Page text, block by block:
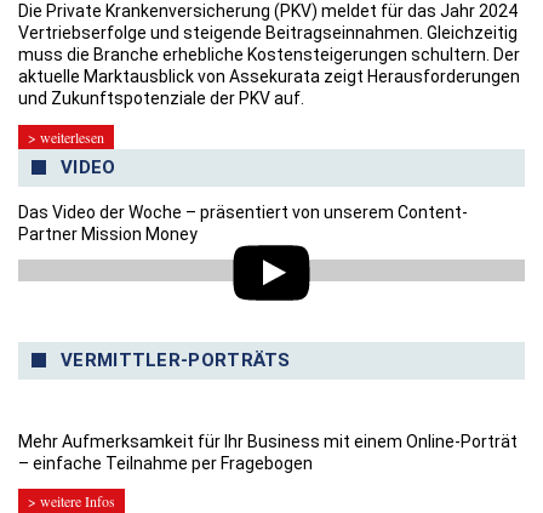
Die Private Krankenversicherung (PKV) meldet für das Jahr 2024
Vertriebserfolge und steigende Beitragseinnahmen. Gleichzeitig
muss die Branche erhebliche Kostensteigerungen schultern. Der
aktuelle Marktausblick von Assekurata zeigt Herausforderungen
und Zukunftspotenziale der PKV auf.
> weiterlesen
VIDEO
Das Video der Woche – präsentiert von unserem Content-
Partner Mission Money
VERMITTLER-PORTRÄTS
Mehr Aufmerksamkeit für Ihr Business mit einem Online-Porträt
– einfache Teilnahme per Fragebogen
> weitere Infos